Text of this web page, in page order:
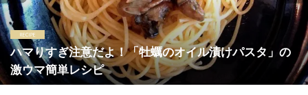
ハマりすぎ注意だよ！「牡蠣のオイル漬けパスタ」の
激ウマ簡単レシピ